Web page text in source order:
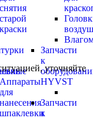
снятия
старой
краски
Аппараты
для
нанесения
шпаклевки
Запчасти
к
HYVST
Запчасти
к
уточняйте